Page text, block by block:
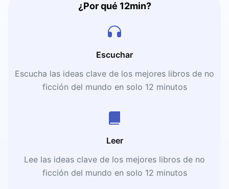
¿Por qué 12min?
Escuchar
Escucha las ideas clave de los mejores libros de no
ficción del mundo en solo 12 minutos
Leer
Lee las ideas clave de los mejores libros de no
ficción del mundo en solo 12 minutos